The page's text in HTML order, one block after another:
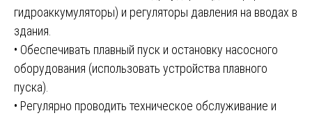
гидроаккумуляторы) и регуляторы давления на вводах в
здания.
• Обеспечивать плавный пуск и остановку насосного
оборудования (использовать устройства плавного
пуска).
• Регулярно проводить техническое обслуживание и